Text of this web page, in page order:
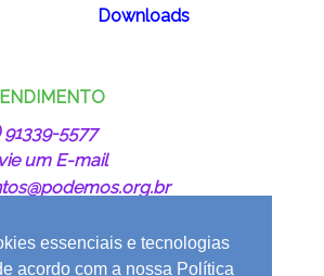
Downloads
91339-5577
um E-mail
essenciais e tecnologias
acordo com a nossa Política